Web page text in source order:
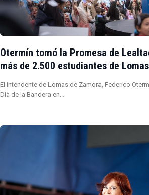
Otermín tomó la Promesa de
más de 2.500 estudiantes de Lomas
El intendente de Lomas de Zamora, Federico
Día de la Bandera en…